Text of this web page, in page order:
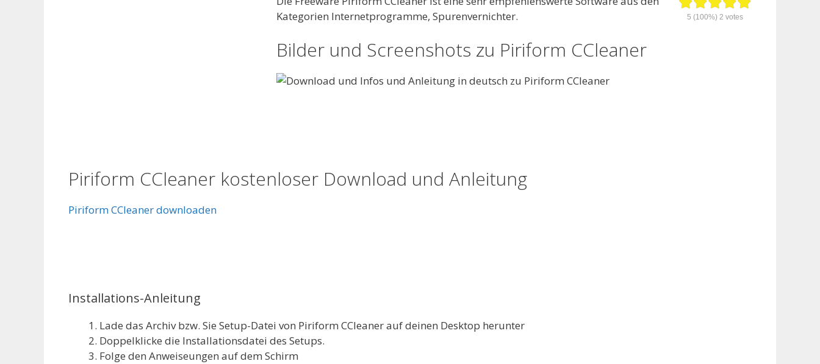
5 (100%) 2 votes
Kategorien Internetprogramme, Spurenvernichter.
Bilder und Screenshots zu Piriform CCleaner
Piriform CCleaner kostenloser Download und Anleitung
Piriform CCleaner downloaden
Installations-Anleitung
Lade das Archiv bzw. Sie Setup-Datei von Piriform CCleaner auf deinen Desktop herunter
Doppelklicke die Installationsdatei des Setups.
Folge den Anweiseungen auf dem Schirm